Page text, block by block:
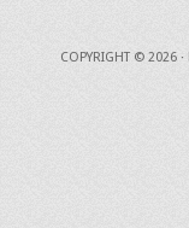
COPYRIGHT © 2026 ·